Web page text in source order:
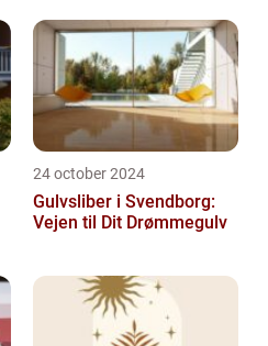
24 october 2024
Gulvsliber i Svendborg:
Vejen til Dit Drømmegulv